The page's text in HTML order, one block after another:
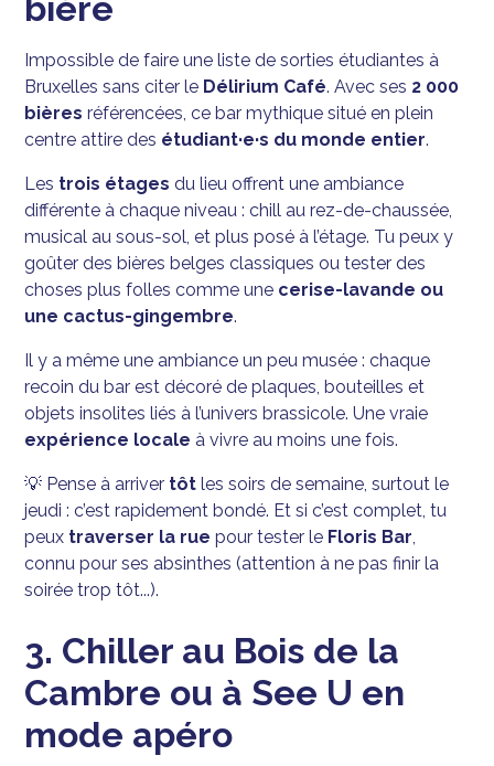
bière
Impossible de faire une liste de sorties étudiantes à
Bruxelles sans citer le Délirium Café. Avec ses 2 000
bières référencées, ce bar mythique situé en plein
centre attire des étudiant·e·s du monde entier.
Les trois étages du lieu offrent une ambiance
différente à chaque niveau : chill au rez-de-chaussée,
musical au sous-sol, et plus posé à l’étage. Tu peux y
goûter des bières belges classiques ou tester des
choses plus folles comme une cerise-lavande ou
une cactus-gingembre.
Il y a même une ambiance un peu musée : chaque
recoin du bar est décoré de plaques, bouteilles et
objets insolites liés à l’univers brassicole. Une vraie
expérience locale à vivre au moins une fois.
💡 Pense à arriver tôt les soirs de semaine, surtout le
jeudi : c’est rapidement bondé. Et si c’est complet, tu
peux traverser la rue pour tester le Floris Bar,
connu pour ses absinthes (attention à ne pas finir la
soirée trop tôt...).
3. Chiller au Bois de la
Cambre ou à See U en
mode apéro